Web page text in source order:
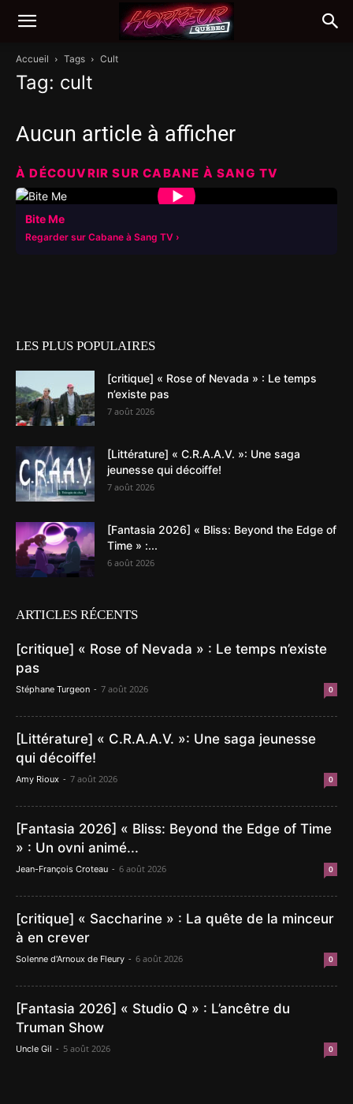
Accueil Tags Cult
Tag: cult
Aucun article à afficher
À DÉCOUVRIR SUR CABANE À SANG TV
▶
Bite Me
Regarder sur Cabane à Sang TV
LES PLUS POPULAIRES
[critique] « Rose of Nevada » : Le temps
n’existe pas
7 août 2026
[Littérature] « C.R.A.A.V. »: Une saga
jeunesse qui décoiffe!
7 août 2026
[Fantasia 2026] « Bliss: Beyond the Edge of
Time » :...
6 août 2026
ARTICLES RÉCENTS
[critique] « Rose of Nevada » : Le temps n’existe
pas
Stéphane Turgeon - 7 août 2026 0
[Littérature] « C.R.A.A.V. »: Une saga jeunesse
qui décoiffe!
Amy Rioux - 7 août 2026 0
[Fantasia 2026] « Bliss: Beyond the Edge of Time
» : Un ovni animé...
Jean-François Croteau - 6 août 2026 0
[critique] « Saccharine » : La quête de la minceur
à en crever
Solenne d'Arnoux de Fleury - 6 août 2026 0
[Fantasia 2026] « Studio Q » : L’ancêtre du
Truman Show
Uncle Gil - 5 août 2026 0